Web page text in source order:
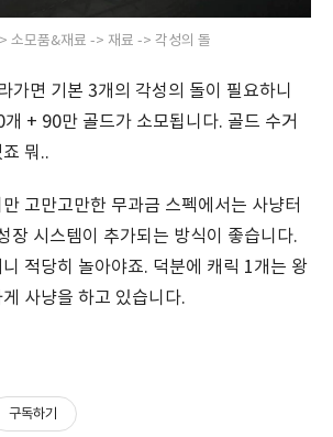
소모품&재료 -> 재료 -> 각성의 돌
가면 기본 3개의 각성의 돌이 필요하니
+ 90만 골드가 소모됩니다. 골드 수거
뭐..
고만고만한 무과금 스펙에서는 사냥터
장 시스템이 추가되는 방식이 좋습니다.
적당히 놀아야죠. 덕분에 캐릭 1개는 왕
사냥을 하고 있습니다.
구독하기